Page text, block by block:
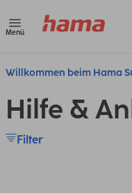
Menü
Willkommen beim Hama
Hilfe &
Filter